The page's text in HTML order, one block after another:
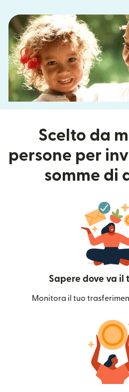
Scelto da
persone per
somme di
Sapere dove va il
Monitora il tuo